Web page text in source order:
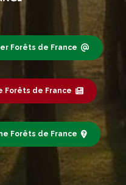
Forêts de France
Forêts de France
Forêts de France